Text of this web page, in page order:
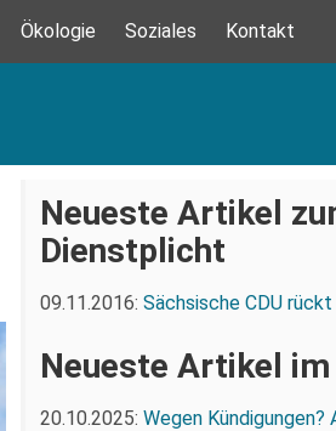
Ökologie Soziales Kontakt
Neueste Artikel
Dienstplicht
09.11.2016: Sächsische CDU
Neueste Artikel
20.10.2025: Wegen